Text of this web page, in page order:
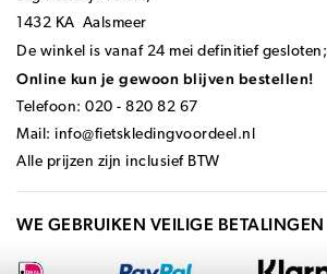
1432 KA Aalsmeer
De winkel is vanaf 24 mei definitief gesloten;
Online kun je gewoon blijven bestellen!
Telefoon: 020 - 820 82 67
Mail: info@fietskledingvoordeel.nl
Alle prijzen zijn inclusief BTW
WE GEBRUIKEN VEILIGE BETALINGEN